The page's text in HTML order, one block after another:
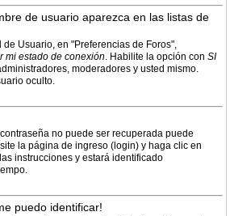
de usuario aparezca en las listas de
Usuario, en "Preferencias de Foros",
mi estado de conexión. Habilite la opción con SI
moderadores y usted mismo.
oculto.
no puede ser recuperada puede
la página de ingreso (login) y haga clic en
instrucciones y estará identificado
puedo identificar!